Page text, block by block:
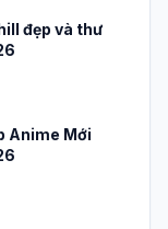
đẹp và thư
Anime Mới